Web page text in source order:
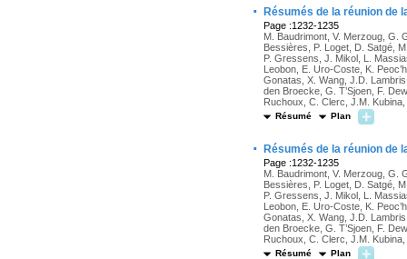
· Résumés de la réunion de
Page :1232-1235
M. Baudrimont, V. Merzoug, G.
Bessières, P. Loget, D. Satgé,
P. Gressens, J. Mikol, L.
Leobon, E. Uro-Coste, K.
Gonatas, X. Wang, J.D.
den Broecke, G. T’Sjoen, F.
Ruchoux, C. Clerc, J.M.
Résumé Plan
· Résumés de la réunion de
Page :1232-1235
M. Baudrimont, V. Merzoug, G.
Bessières, P. Loget, D. Satgé,
P. Gressens, J. Mikol, L.
Leobon, E. Uro-Coste, K.
Gonatas, X. Wang, J.D.
den Broecke, G. T’Sjoen, F.
Ruchoux, C. Clerc, J.M.
Résumé Plan